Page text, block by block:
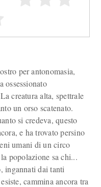
per antonomasia,
ossessionato
creatura alta, spettrale
un orso scatenato.
si credeva, questo
e ha trovato persino
umani di un circo
popolazione sa chi...
ingannati dai tanti
cammina ancora tra